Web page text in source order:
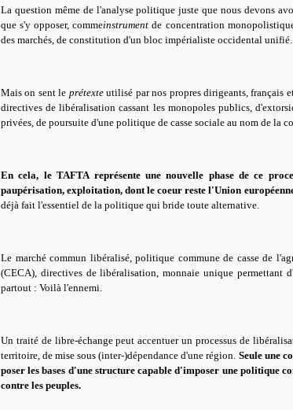
La question même de l'analyse politique juste que nous devons
que s'y opposer, commeinstrument de concentration
des marchés, de constitution d'un bloc impérialiste occidental unifié.
Mais on sent le prétexteutilisé par nos propres dirigeants, français
directives de libéralisation cassant les monopoles publics,
privées, de poursuite d'une politique de casse sociale au nom de la
En cela, le TAFTA représente une nouvelle phase de ce
paupérisation, exploitation, dont le coeur reste l'Union
déjà fait l'essentiel de la politique qui bride toute alternative.
Le marché commun libéralisé, politique commune de casse de
(CECA), directives de libéralisation, monnaie unique permettant
partout : Voilà l'ennemi.
Un traité de libre-échange peut accentuer un processus de
territoire, de mise sous (inter-)dépendance d'une région. Seule une
poser les bases d'une structure capable d'imposer une politique
contre les peuples.